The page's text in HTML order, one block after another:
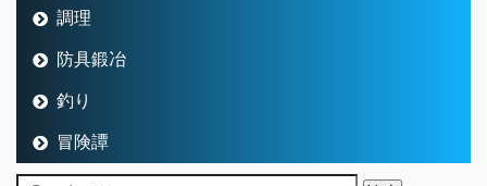
調理
防具鍛冶
釣り
冒険譚